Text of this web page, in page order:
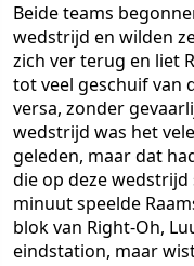
Beide teams
wedstrijd en wilden
zich ver terug en liet
tot veel geschuif van
versa, zonder
wedstrijd was het
geleden, maar dat
die op deze
minuut speelde
blok van Right-Oh,
eindstation, maar